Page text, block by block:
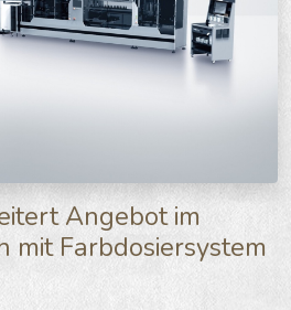
Angebot im
mit Farbdosiersystem